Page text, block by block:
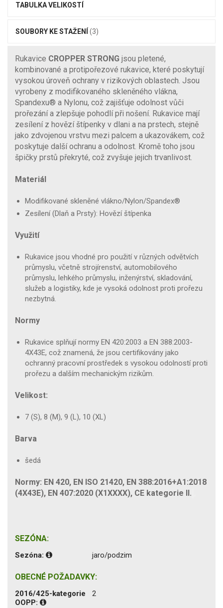
TABULKA VELIKOSTÍ
SOUBORY KE STAŽENÍ (3)
Rukavice CROPPER STRONG jsou pletené,
kombinované a protipořezové rukavice, které poskytují
vysokou úroveň ochrany v rizikových oblastech. Jsou
vyrobeny z modifikovaného skleněného vlákna,
Spandexu® a Nylonu, což zajišťuje odolnost vůči
prořezání a zlepšuje pohodlí při nošení. Rukavice mají
zesílení z hovězí štípenky v dlani a na prstech, stejně
jako zdvojenou vrstvu mezi palcem a ukazovákem, což
poskytuje další ochranu a odolnost. Kromě toho jsou
špičky prstů překryté, což zvyšuje jejich trvanlivost.
Materiál
Modifikované skleněné vlákno/Nylon/Spandex®
Zesílení (Dlaň a Prsty): Hovězí štípenka
Využití
Rukavice jsou vhodné pro použití v různých odvětvích
průmyslu, včetně strojírenství, automobilového
průmyslu, lehkého průmyslu, inženýrství, skladování,
služeb a logistiky, kde je vysoká odolnost proti prořezu
nezbytná.
Normy
Rukavice splňují normy EN 420:2003 a EN 388:2003-
4X43E, což znamená, že jsou certifikovány jako
ochranný pracovní prostředek s vysokou odolností proti
prořezu a dalším mechanickým rizikům.
Velikost:
7 (S), 8 (M), 9 (L), 10 (XL)
Barva
šedá
Normy: EN 420, EN ISO 21420, EN 388:2016+A1:2018
(4X43E), EN 407:2020 (X1XXXX), CE kategorie II.
SEZÓNA:
Sezóna: jaro/podzim
OBECNÉ POŽADAVKY:
2016/425-kategorie
OOPP:
2